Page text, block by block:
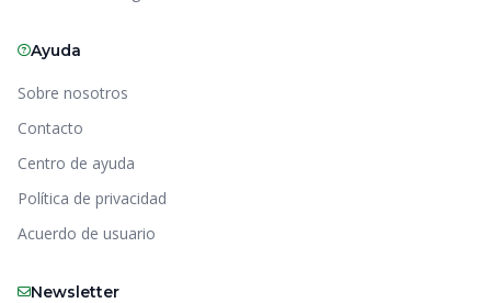
Ayuda
Sobre nosotros
Contacto
Centro de ayuda
Política de privacidad
Acuerdo de usuario
Newsletter